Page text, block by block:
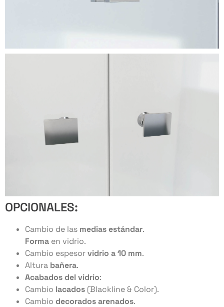
OPCIONALES:
Cambio de las medias estándar.
Forma en vidrio.
Cambio espesorvidrio a 10 mm.
Altura bañera.
Acabados del vidrio:
Cambio lacados (Blackline & Color).
Cambio decorados arenados.